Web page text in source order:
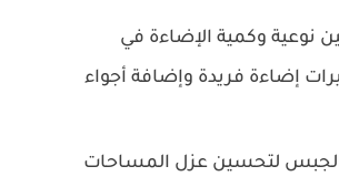
وكمية الإضاءة في
إضاءة فريدة وإضافة أجواء
الجبس لتحسين عزل المساحات